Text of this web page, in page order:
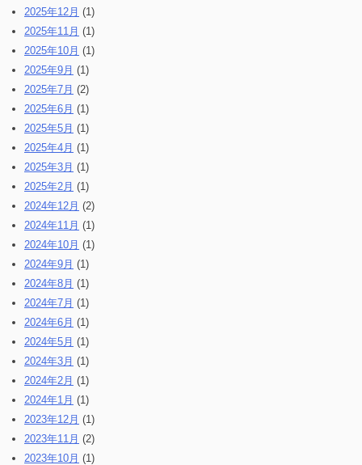
2025年12月 (1)
2025年11月 (1)
2025年10月 (1)
2025年9月 (1)
2025年7月 (2)
2025年6月 (1)
2025年5月 (1)
2025年4月 (1)
2025年3月 (1)
2025年2月 (1)
2024年12月 (2)
2024年11月 (1)
2024年10月 (1)
2024年9月 (1)
2024年8月 (1)
2024年7月 (1)
2024年6月 (1)
2024年5月 (1)
2024年3月 (1)
2024年2月 (1)
2024年1月 (1)
2023年12月 (1)
2023年11月 (2)
2023年10月 (1)